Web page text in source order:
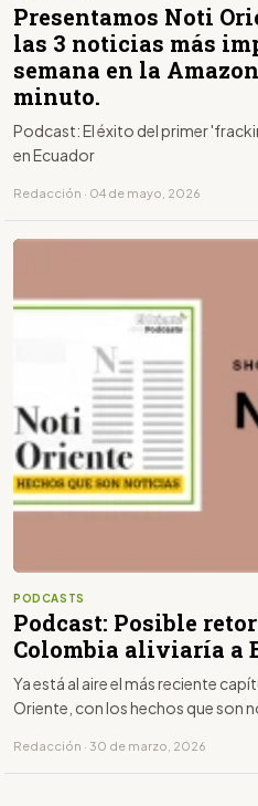
Presentamos Noti
las 3 noticias más
semana en la
minuto.
Podcast: El éxito del primer
en Ecuador
Redacción · 04 de mayo, 2026
PODCASTS
Podcast: Posible
Colombia aliviaría a
Ya está al aire el más reciente
Oriente, con los hechos que son
Redacción · 30 de marzo, 2026